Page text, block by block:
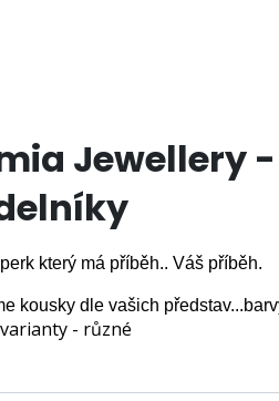
Jewellery -
který má příběh.. Váš příběh.
kousky dle vašich
- různé